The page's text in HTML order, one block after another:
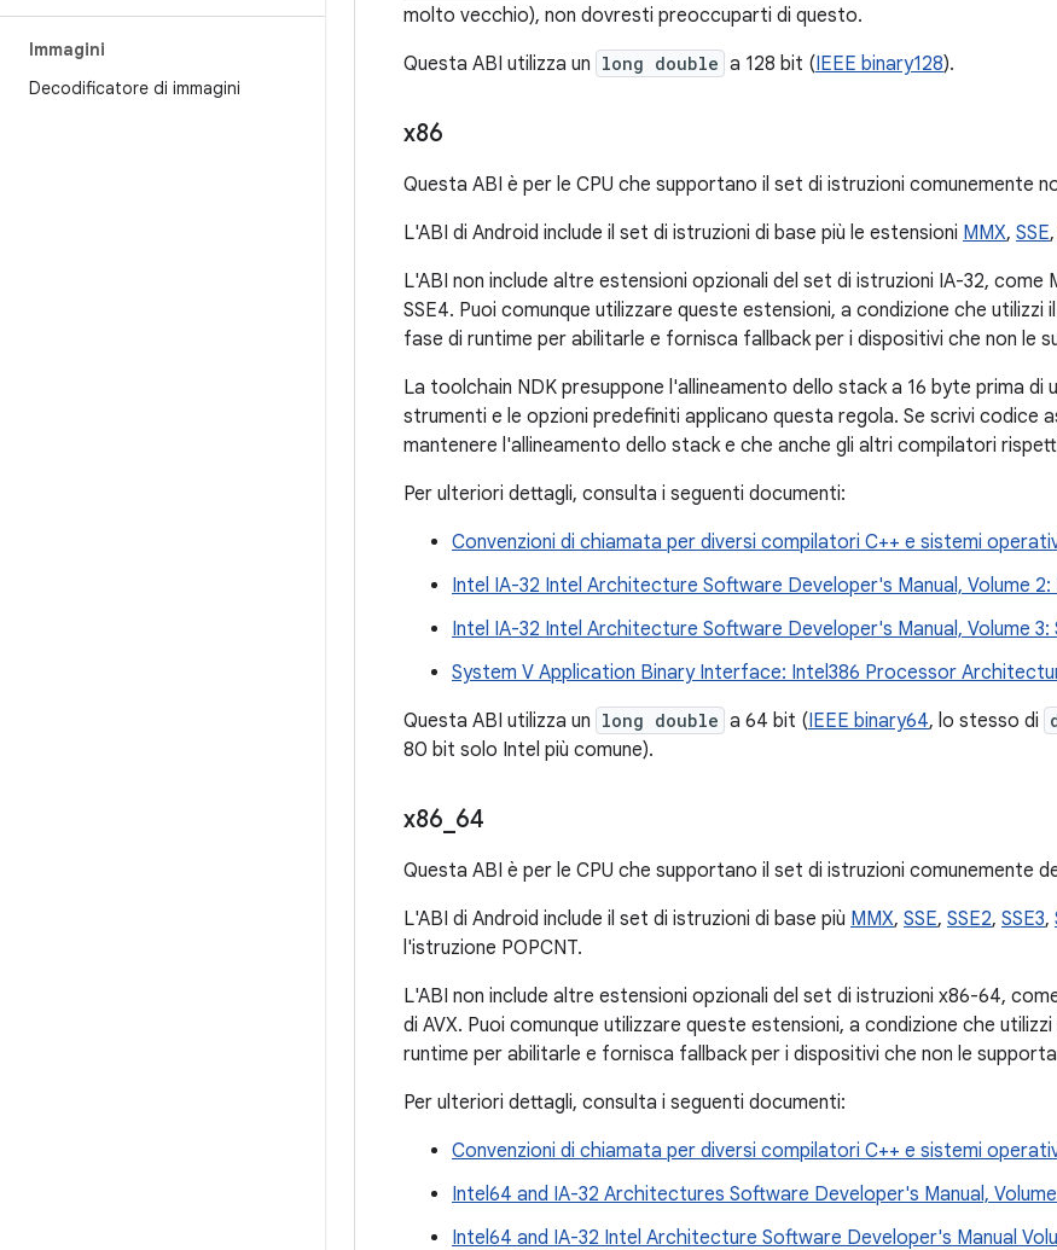
Immagini
Decodificatore di immagini
molto vecchio), non dovresti preoccuparti di questo.
Questa ABI utilizza un long double a 128 bit (IEEE binary128).
x86
Questa ABI è per le CPU che supportano il set di istruzioni comunemente
L'ABI di Android include il set di istruzioni di base più le estensioni MMX, SSE,
L'ABI non include altre estensioni opzionali del set di istruzioni IA-32, come
SSE4. Puoi comunque utilizzare queste estensioni, a condizione che utilizzi
fase di runtime per abilitarle e fornisca fallback per i dispositivi che non le
La toolchain NDK presuppone l'allineamento dello stack a 16 byte prima di
strumenti e le opzioni predefiniti applicano questa regola. Se scrivi codice
mantenere l'allineamento dello stack e che anche gli altri compilatori
Per ulteriori dettagli, consulta i seguenti documenti:
Convenzioni di chiamata per diversi compilatori C++ e sistemi
Intel IA-32 Intel Architecture Software Developer's Manual, Volume
Intel IA-32 Intel Architecture Software Developer's Manual, Volume 3:
System V Application Binary Interface: Intel386 Processor
Questa ABI utilizza un long double a 64 bit (IEEE binary64, lo stesso di
80 bit solo Intel più comune).
x86 64
Questa ABI è per le CPU che supportano il set di istruzioni comunemente
L'ABI di Android include il set di istruzioni di base più MMX, SSE, SSE2, SSE3,
l'istruzione POPCNT.
L'ABI non include altre estensioni opzionali del set di istruzioni x86-64,
di AVX. Puoi comunque utilizzare queste estensioni, a condizione che
runtime per abilitarle e fornisca fallback per i dispositivi che non le
Per ulteriori dettagli, consulta i seguenti documenti:
Convenzioni di chiamata per diversi compilatori C++ e sistemi
Intel64 and IA-32 Architectures Software Developer's Manual,
Intel64 and IA-32 Intel Architecture Software Developer's Manual